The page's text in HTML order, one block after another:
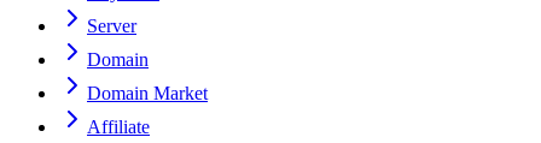
Server
Domain
Domain Market
Affiliate